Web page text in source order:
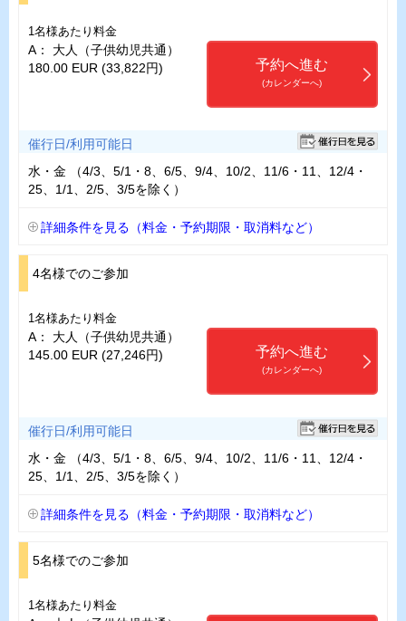
1名様あたり料金
A： 大人（子供幼児共通）
180.00 EUR (33,822円)
予約へ進む
(カレンダーへ)
催行日/利用可能日
水・金 （4/3、5/1・8、6/5、9/4、10/2、11/6・11、12/4・
25、1/1、2/5、3/5を除く）
詳細条件を見る（料金・予約期限・取消料など）
4名様でのご参加
1名様あたり料金
A： 大人（子供幼児共通）
145.00 EUR (27,246円)
予約へ進む
(カレンダーへ)
催行日/利用可能日
水・金 （4/3、5/1・8、6/5、9/4、10/2、11/6・11、12/4・
25、1/1、2/5、3/5を除く）
詳細条件を見る（料金・予約期限・取消料など）
5名様でのご参加
1名様あたり料金